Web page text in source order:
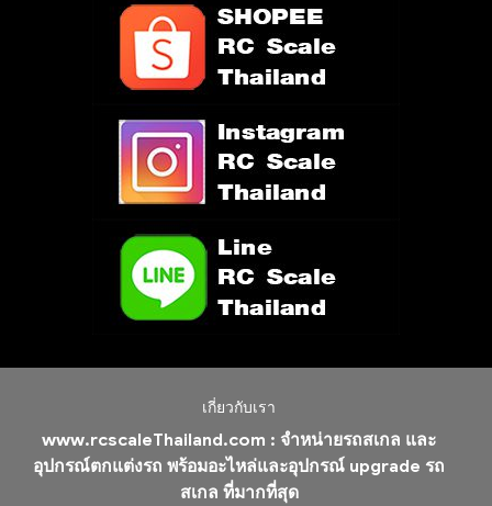
เกี่ยวกับเรา
www.rcscaleThailand.com : จำหน่ายรถสเกล และ
อุปกรณ์ตกแต่งรถ พร้อมอะไหล่และอุปกรณ์ upgrade รถ
สเกล ที่มากที่สุด